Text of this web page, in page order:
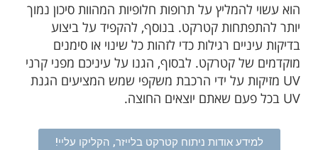
הוא עשוי להמליץ על תרופות חלופיות המהוות סיכון נמוך
יותר להתפתחות קטרקט. בנוסף, להקפיד על ביצוע
בדיקות עיניים רגילות כדי לזהות כל שינוי או סימנים
מוקדמים של קטרקט. לבסוף, הגנו על עיניכם מפני קרני
UV מזיקות על ידי הרכבת משקפי שמש המציעים הגנת
UV בכל פעם שאתם יוצאים החוצה.
למידע אודות ניתוח קטרקט בלייזר, הקליקו עליי!